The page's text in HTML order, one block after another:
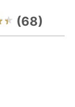
(68)